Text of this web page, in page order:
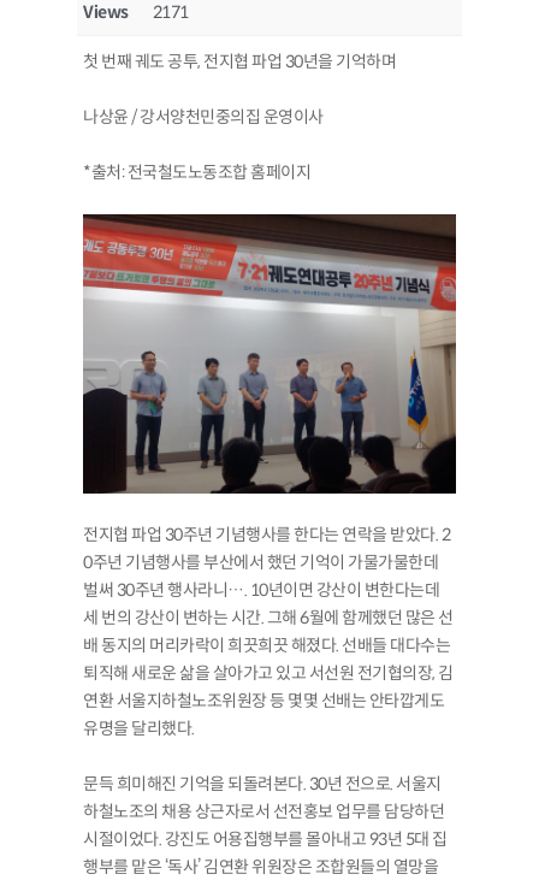
Views 2171
첫 번째 궤도 공투, 전지협 파업 30년을 기억하며
나상윤 / 강서양천민중의집 운영이사
*출처: 전국철도노동조합 홈페이지
전지협 파업 30주년 기념행사를 한다는 연락을 받았다. 2
0주년 기념행사를 부산에서 했던 기억이 가물가물한데
벌써 30주년 행사라니…. 10년이면 강산이 변한다는데
세 번의 강산이 변하는 시간. 그해 6월에 함께했던 많은 선
배 동지의 머리카락이 희끗희끗 해졌다. 선배들 대다수는
퇴직해 새로운 삶을 살아가고 있고 서선원 전기협의장, 김
연환 서울지하철노조위원장 등 몇몇 선배는 안타깝게도
유명을 달리했다.
문득 희미해진 기억을 되돌려본다. 30년 전으로. 서울지
하철노조의 채용 상근자로서 선전홍보 업무를 담당하던
시절이었다. 강진도 어용집행부를 몰아내고 93년 5대 집
행부를 맡은 ‘독사’ 김연환 위원장은 조합원들의 열망을